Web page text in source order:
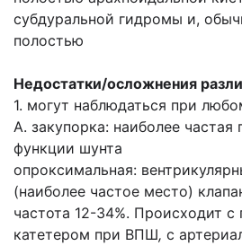
субдуральной гидромы и,
полостью
Недостатки/осложнения
1. могут наблюдаться при
A. закупорка: наиболее
функции шунта
oпроксимальная:
(наиболее частое место)
частота 12-34%. Происходит с
катетером при ВПШ, с